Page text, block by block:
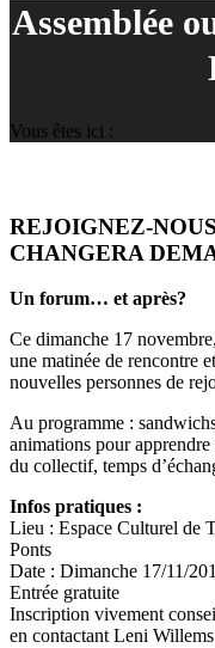
Assemblée
Vous êtes ici :
REJOIGNEZ-
CHANGERA
Un forum… et après?
Ce dimanche 17
une matinée de rencontre
nouvelles personnes de
Au programme :
animations pour
du collectif, temps
Infos pratiques :
Lieu : Espace Culturel de
Ponts
Date : Dimanche 17/11/
Entrée gratuite
Inscription vivement
en contactant Leni